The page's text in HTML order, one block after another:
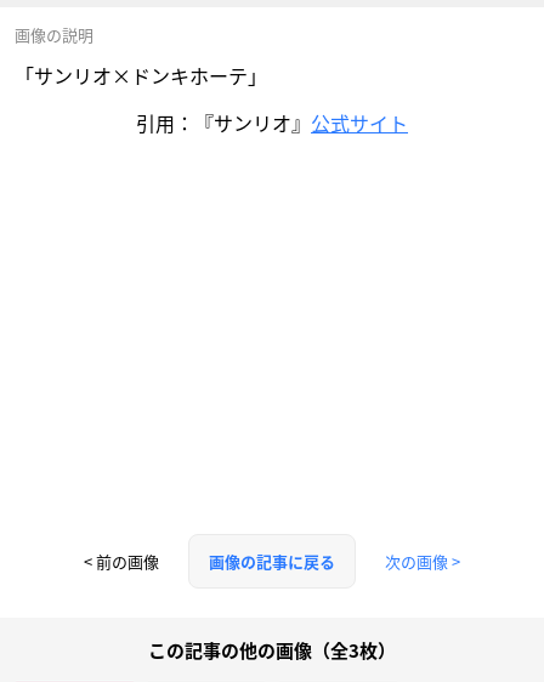
画像の説明
「サンリオ×ドンキホーテ」
引用：『サンリオ』 公式サイト
< 前の画像 画像の記事に戻る 次の画像 >
この記事の他の画像（全3枚）